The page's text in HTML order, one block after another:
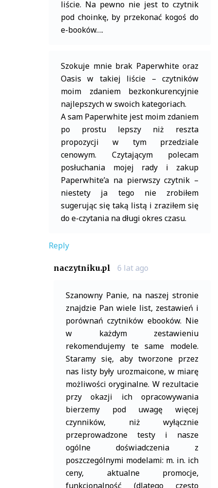
liście. Na pewno nie jest to czytnik
pod choinkę, by przekonać kogoś do
e-booków….
Szokuje mnie brak Paperwhite oraz
Oasis w takiej liście – czytników
moim zdaniem bezkonkurencyjnie
najlepszych w swoich kategoriach.
A sam Paperwhite jest moim zdaniem
po prostu lepszy niż reszta
propozycji w tym przedziale
cenowym. Czytającym polecam
posłuchania mojej rady i zakup
Paperwhite’a na pierwszy czytnik –
niestety ja tego nie zrobiłem
sugerując się taką listą i zraziłem się
do e-czytania na długi okres czasu.
Reply
naczytniku.pl 6 lat ago
Szanowny Panie, na naszej stronie
znajdzie Pan wiele list, zestawień i
porównań czytników ebooków. Nie
w każdym zestawieniu
rekomendujemy te same modele.
Staramy się, aby tworzone przez
nas listy były urozmaicone, w miarę
możliwości oryginalne. W rezultacie
przy okazji ich opracowywania
bierzemy pod uwagę więcej
czynników, niż wyłącznie
przeprowadzone testy i nasze
ogólne doświadczenia z
poszczególnymi modelami: m. in. ich
ceny, aktualne promocje,
funkcjonalność (dlatego często